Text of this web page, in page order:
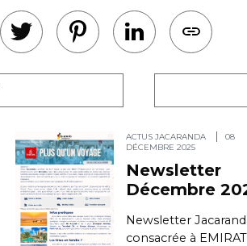
ACTUS JACARANDA
08
DÉCEMBRE 2025
Newsletter
Décembre
Newsletter
consacrée à